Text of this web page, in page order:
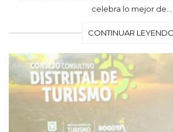
celebra lo mejor de…
CONTINUAR